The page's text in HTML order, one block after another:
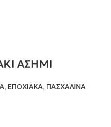
ΑΣΗΜΙ
, ΕΠΟΧΙΑΚΑ, ΠΑΣΧΑΛΙΝΑ